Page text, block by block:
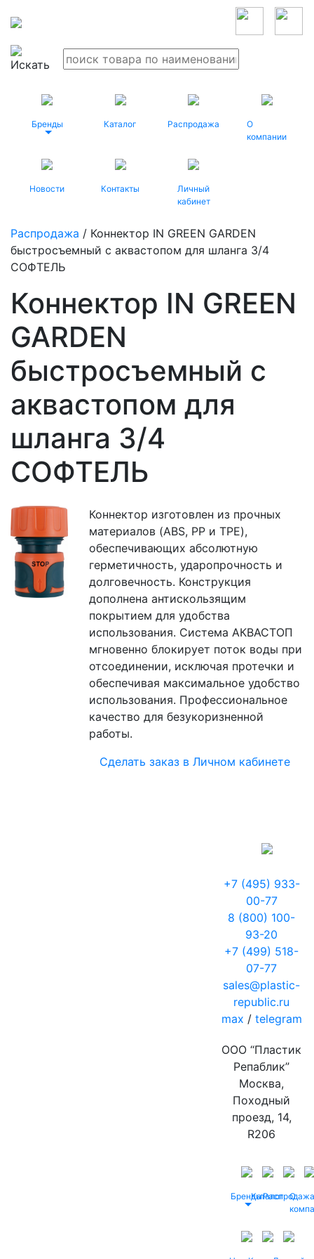
Бренды Каталог Распродажа
О
компании
Новости Контакты
Личный
кабинет
Распродажа / Коннектор IN GREEN GARDEN
быстросъемный с аквастопом для шланга 3/4
СОФТЕЛЬ
Коннектор IN GREEN
GARDEN
быстросъемный с
аквастопом для
шланга 3/4
СОФТЕЛЬ
Коннектор изготовлен из прочных
материалов (ABS, PP и TPE),
обеспечивающих абсолютную
герметичность, ударопрочность и
долговечность. Конструкция
дополнена антискользящим
покрытием для удобства
использования. Система АКВАСТОП
мгновенно блокирует поток воды при
отсоединении, исключая протечки и
обеспечивая максимальное удобство
использования. Профессиональное
качество для безукоризненной
работы.
Сделать заказ в Личном кабинете
+7 (495) 933-
00-77
8 (800) 100-
93-20
+7 (499) 518-
07-77
sales@plastic-
republic.ru
max / telegram
ООО “Пластик
Репаблик”
Москва,
Походный
проезд, 14,
R206
БрендыКаталог
Распродажа
О